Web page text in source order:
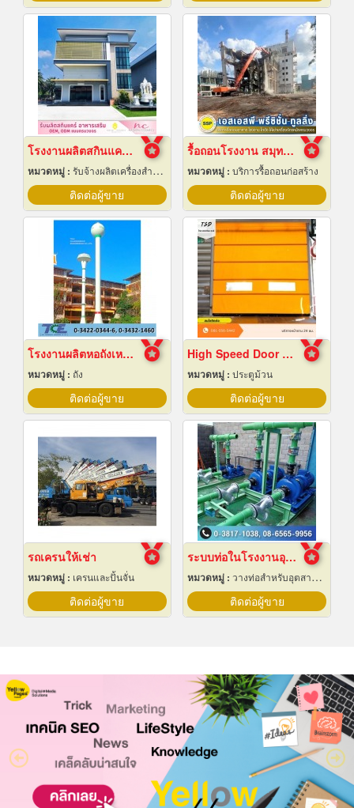
โรงงานผลิตสกินแคร์ นครปฐม
หมวดหมู่ : รับจ้างผลิตเครื่องสำอาง
ติดต่อผู้ขาย
รื้อถอนโรงงาน สมุทรปราการ
หมวดหมู่ : บริการรื้อถอนก่อสร้าง
ติดต่อผู้ขาย
โรงงานผลิตหอถังเหล็กเก็บน้ำ
หมวดหมู่ : ถัง
ติดต่อผู้ขาย
High Speed Door สมุทรปราการ
หมวดหมู่ : ประตูม้วน
ติดต่อผู้ขาย
รถเครนให้เช่า
หมวดหมู่ : เครนและปั้นจั่น
ติดต่อผู้ขาย
ระบบท่อในโรงงานอุตสาหกรรม
หมวดหมู่ : วางท่อสำหรับอุตสาหกรรมท่อ
ติดต่อผู้ขาย